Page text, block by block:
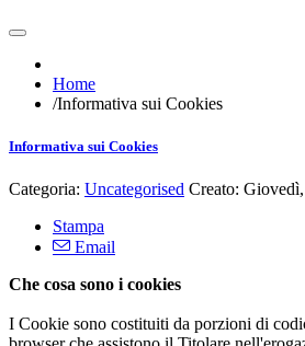
Home
/Informativa sui Cookies
Informativa sui Cookies
Categoria: Uncategorised Creato:
Stampa
Email
Che cosa sono i cookies
I Cookie sono costituiti da porzioni di